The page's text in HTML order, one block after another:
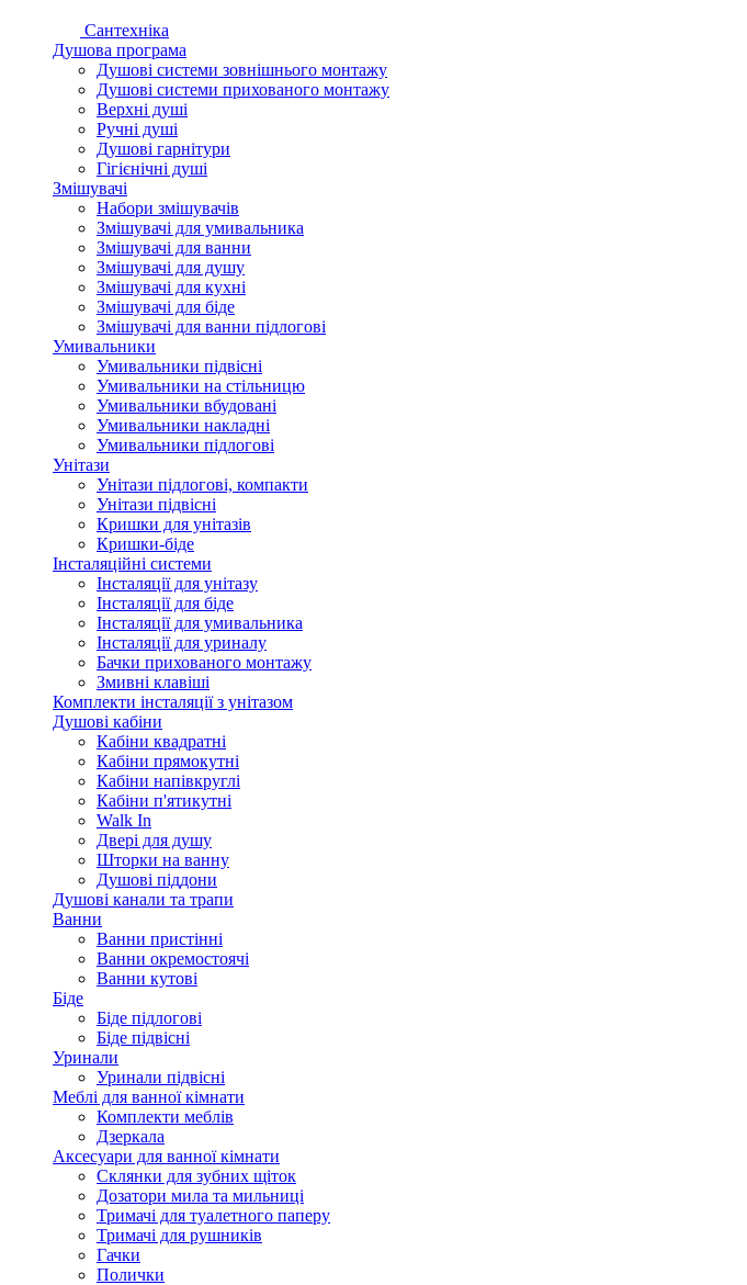
Сантехніка
Душова програма
Душові системи зовнішнього монтажу
Душові системи прихованого монтажу
Верхні душі
Ручні душі
Душові гарнітури
Гігієнічні душі
Змішувачі
Набори змішувачів
Змішувачі для умивальника
Змішувачі для ванни
Змішувачі для душу
Змішувачі для кухні
Змішувачі для біде
Змішувачі для ванни підлогові
Умивальники
Умивальники підвісні
Умивальники на стільницю
Умивальники вбудовані
Умивальники накладні
Умивальники підлогові
Унітази
Унітази підлогові, компакти
Унітази підвісні
Кришки для унітазів
Кришки-біде
Інсталяційні системи
Інсталяції для унітазу
Інсталяції для біде
Інсталяції для умивальника
Інсталяції для уриналу
Бачки прихованого монтажу
Змивні клавіші
Комплекти інсталяції з унітазом
Душові кабіни
Кабіни квадратні
Кабіни прямокутні
Кабіни напівкруглі
Кабіни п'ятикутні
Walk In
Двері для душу
Шторки на ванну
Душові піддони
Душові канали та трапи
Ванни
Ванни пристінні
Ванни окремостоячі
Ванни кутові
Біде
Біде підлогові
Біде підвісні
Уринали
Уринали підвісні
Меблі для ванної кімнати
Комплекти меблів
Дзеркала
Аксесуари для ванної кімнати
Склянки для зубних щіток
Дозатори мила та мильниці
Тримачі для туалетного паперу
Тримачі для рушників
Гачки
Полички